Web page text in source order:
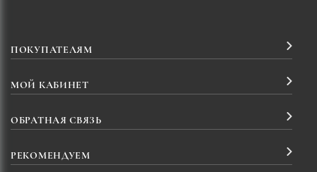
ПОКУПАТЕЛЯМ
МОЙ КАБИНЕТ
ОБРАТНАЯ СВЯЗЬ
РЕКОМЕНДУЕМ